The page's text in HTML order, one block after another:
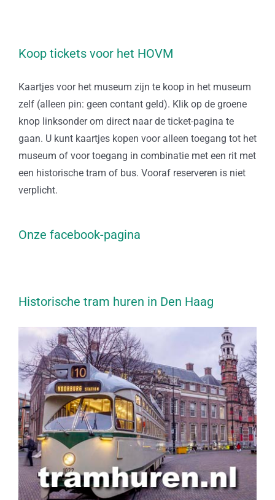
Koop tickets voor het HOVM
Kaartjes voor het museum zijn te koop in het museum
zelf (alleen pin: geen contant geld). Klik op de groene
knop linksonder om direct naar de ticket-pagina te
gaan. U kunt kaartjes kopen voor alleen toegang tot het
museum of voor toegang in combinatie met een rit met
een historische tram of bus. Vooraf reserveren is niet
verplicht.
Onze facebook-pagina
Historische tram huren in Den Haag